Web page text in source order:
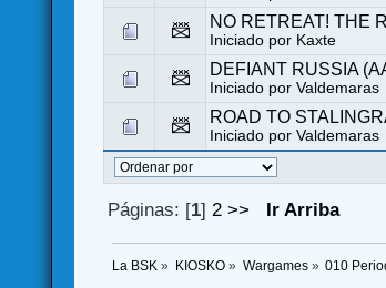
NO RETREAT! THE
Iniciado por Kaxte
DEFIANT RUSSIA
Iniciado porValdemaras
ROAD TO
Iniciado porValdemaras
Páginas: [1] 2 >> Ir Arriba
La BSK » KIOSKO» Wargames» 010